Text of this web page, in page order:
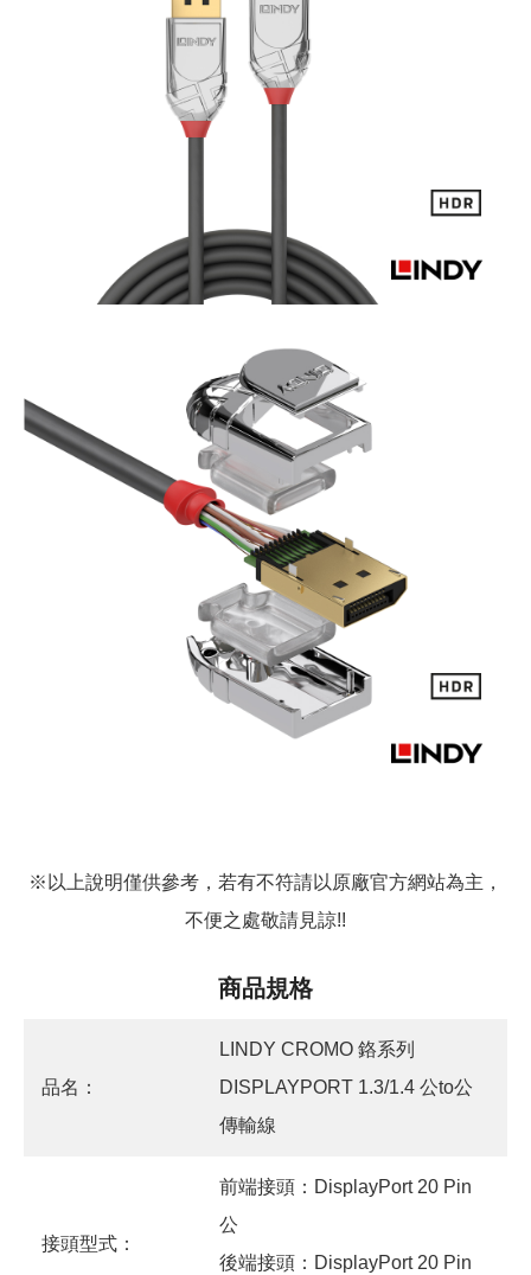
※以上說明僅供參考，若有不符請以原廠官方網站為主，
不便之處敬請見諒!!
商品規格
品名：
LINDY CROMO 鉻系列
DISPLAYPORT 1.3/1.4 公to公
傳輸線
接頭型式：
前端接頭：DisplayPort 20 Pin
公
後端接頭：DisplayPort 20 Pin